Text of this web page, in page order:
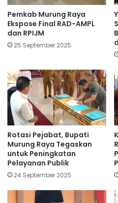
Pemkab Murung Raya
Ekspose Final RAD-AMPL
dan RPIJM
25 September 2025
Rotasi Pejabat, Bupati
Murung Raya Tegaskan
untuk Peningkatan
Pelayanan Publik
24 September 2025